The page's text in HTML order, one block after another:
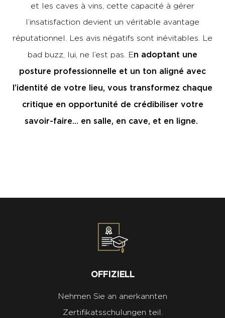
et les caves à vins, cette capacité à gérer
l’insatisfaction devient un véritable avantage
réputationnel. Les avis négatifs sont inévitables. Le
bad buzz, lui, ne l’est pas. En adoptant une
posture professionnelle et un ton aligné avec
l’identité de votre lieu, vous transformez chaque
critique en opportunité de crédibiliser votre
savoir-faire… en salle, en cave, et en ligne.
OFFIZIELL
Nehmen Sie an anerkannten
Zertifikatsschulungen teil.